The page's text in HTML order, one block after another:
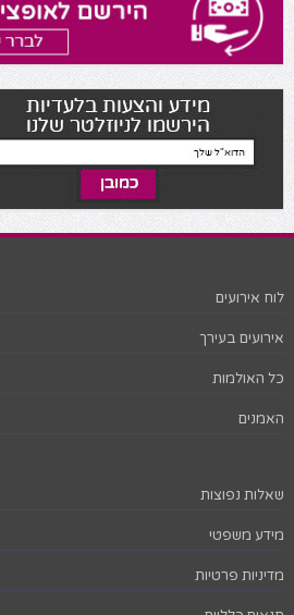
לוח אירועים
אירועים בעירך
כל האולמות
האמנים
שאלות נפוצות
מידע משפטי
מדיניות פרטיות